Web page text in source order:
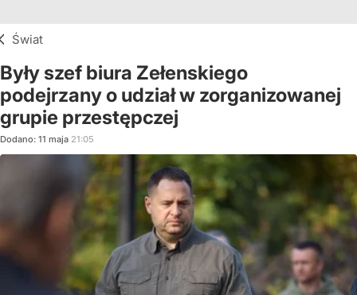
Świat
Były szef biura Zełenskiego
podejrzany o udział w zorganizowanej
grupie przestępczej
Dodano: 11 maja 21:05